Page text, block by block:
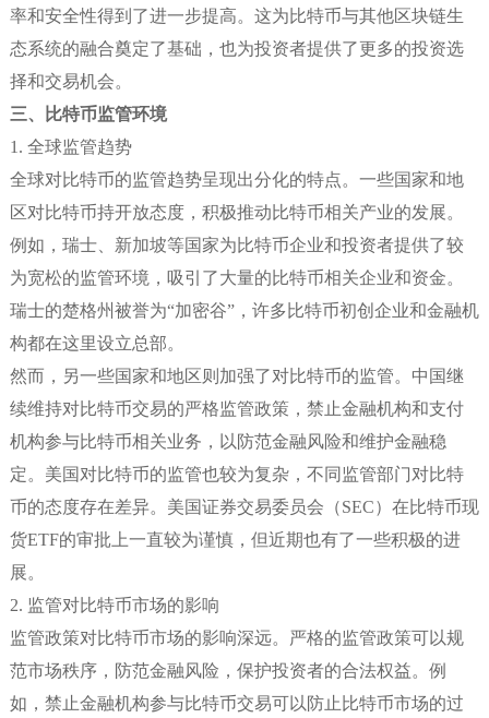
率和安全性得到了进一步提高。这为比特币与其他区块链生
态系统的融合奠定了基础，也为投资者提供了更多的投资选
择和交易机会。
三、比特币监管环境
1. 全球监管趋势
全球对比特币的监管趋势呈现出分化的特点。一些国家和地
区对比特币持开放态度，积极推动比特币相关产业的发展。
例如，瑞士、新加坡等国家为比特币企业和投资者提供了较
为宽松的监管环境，吸引了大量的比特币相关企业和资金。
瑞士的楚格州被誉为“加密谷”，许多比特币初创企业和金融机
构都在这里设立总部。
然而，另一些国家和地区则加强了对比特币的监管。中国继
续维持对比特币交易的严格监管政策，禁止金融机构和支付
机构参与比特币相关业务，以防范金融风险和维护金融稳
定。美国对比特币的监管也较为复杂，不同监管部门对比特
币的态度存在差异。美国证券交易委员会（SEC）在比特币现
货ETF的审批上一直较为谨慎，但近期也有了一些积极的进
展。
2. 监管对比特币市场的影响
监管政策对比特币市场的影响深远。严格的监管政策可以规
范市场秩序，防范金融风险，保护投资者的合法权益。例
如，禁止金融机构参与比特币交易可以防止比特币市场的过